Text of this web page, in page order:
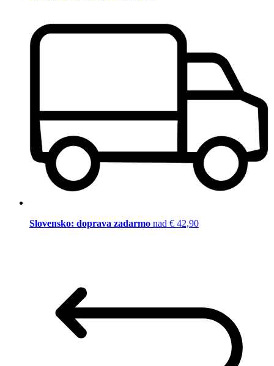
Slovensko: doprava zadarmo nad € 42,90